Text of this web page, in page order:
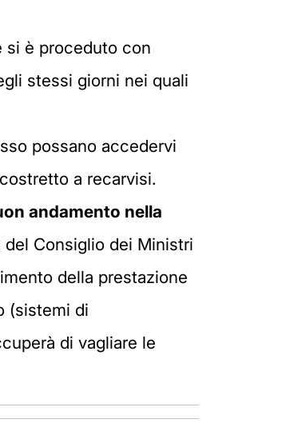
si è proceduto con
stessi giorni nei quali
possano accedervi
a recarvisi.
andamento nella
Consiglio dei Ministri
della prestazione
(sistemi di
di vagliare le